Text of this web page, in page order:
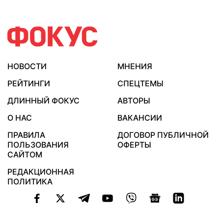
НОВОСТИ
МНЕНИЯ
РЕЙТИНГИ
СПЕЦТЕМЫ
ДЛИННЫЙ ФОКУС
АВТОРЫ
О НАС
ВАКАНСИИ
ПРАВИЛА
ПОЛЬЗОВАНИЯ
САЙТОМ
ДОГОВОР ПУБЛИЧНОЙ
ОФЕРТЫ
РЕДАКЦИОННАЯ
ПОЛИТИКА